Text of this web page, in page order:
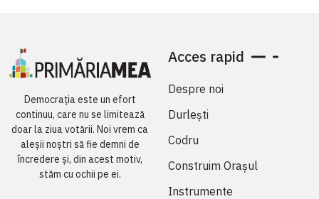
Democrația este un efort
continuu, care nu se limitează
doar la ziua votării. Noi vrem ca
aleșii noștri să fie demni de
încredere și, din acest motiv,
stăm cu ochii pe ei.
Acces rapid
Despre noi
Durlești
Codru
Construim Orașul
Instrumente